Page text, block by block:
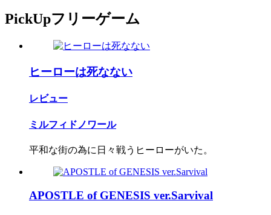
PickUpフリーゲーム
ヒーローは死なない
レビュー
ミルフィドノワール
平和な街の為に日々戦うヒーローがいた。
APOSTLE of GENESIS ver.Sarvival